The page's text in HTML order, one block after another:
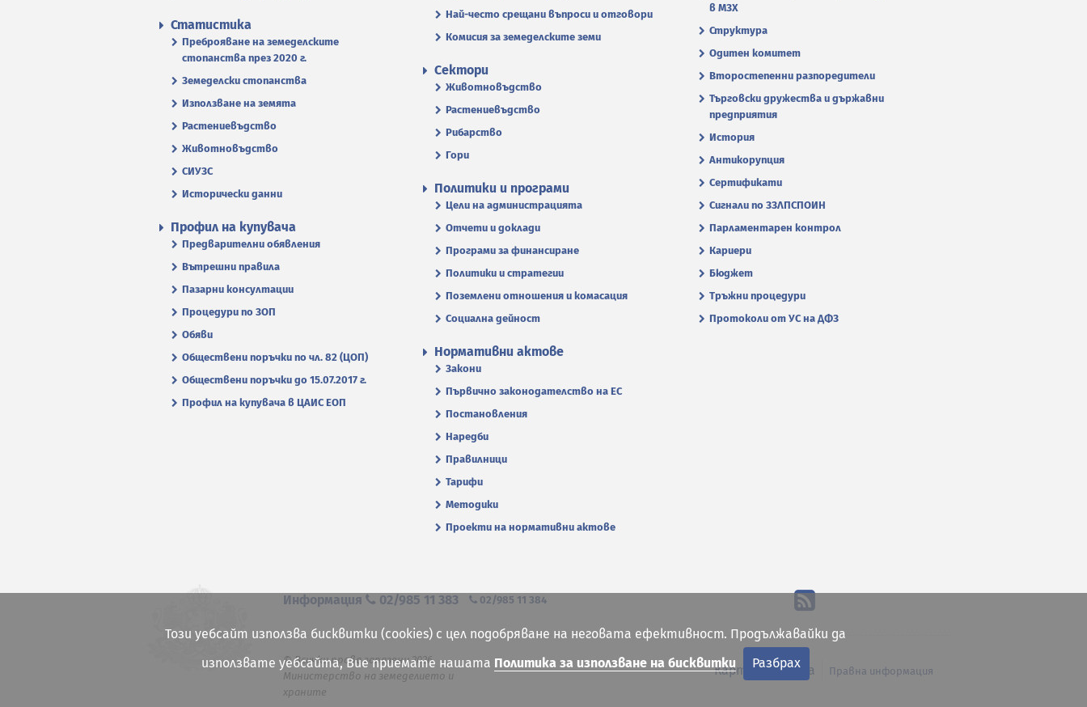
Най-често срещани въпроси и отговори
Комисия за земеделските земи
в МЗХ
Структура
Одитен комитет
Второстепенни разпоредители
Търговски дружества и държавни
предприятия
История
Антикорупция
Сертификати
Сигнали по ЗЗЛПСПОИН
Парламентарен контрол
Кариери
Бюджет
Тръжни процедури
Протоколи от УС на ДФЗ
Статистика
Преброяване на земеделските
стопанства през 2020 г.
Земеделски стопанства
Използване на земята
Растениевъдство
Животновъдство
СИУЗС
Исторически данни
Сектори
Животновъдство
Растениевъдство
Рибарство
Гори
Политики и програми
Цели на администрацията
Отчети и доклади
Програми за финансиране
Политики и стратегии
Поземлени отношения и комасация
Социална дейност
Профил на купувача
Предварителни обявления
Вътрешни правила
Пазарни консултации
Процедури по ЗОП
Обяви
Обществени поръчки по чл. 82 (ЦОП)
Обществени поръчки до 15.07.2017 г.
Профил на купувача в ЦАИС ЕОП
Нормативни актове
Закони
Първично законодателство на ЕС
Постановления
Наредби
Правилници
Тарифи
Методики
Проекти на нормативни актове
Информация 02/985 11 383 02/985 11 384
© Всички права запазени 2026
Министерство на земеделието и
храните
Карта на сайта Правна информация
Този уебсайт използва бисквитки (cookies) с цел подобряване на неговата ефективност. Продължавайки да
използвате уебсайта, Вие приемате нашата Политика за използване на бисквитки Разбрах